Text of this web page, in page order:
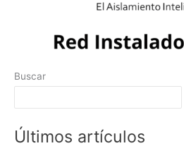
Buscar
Últimos artículos